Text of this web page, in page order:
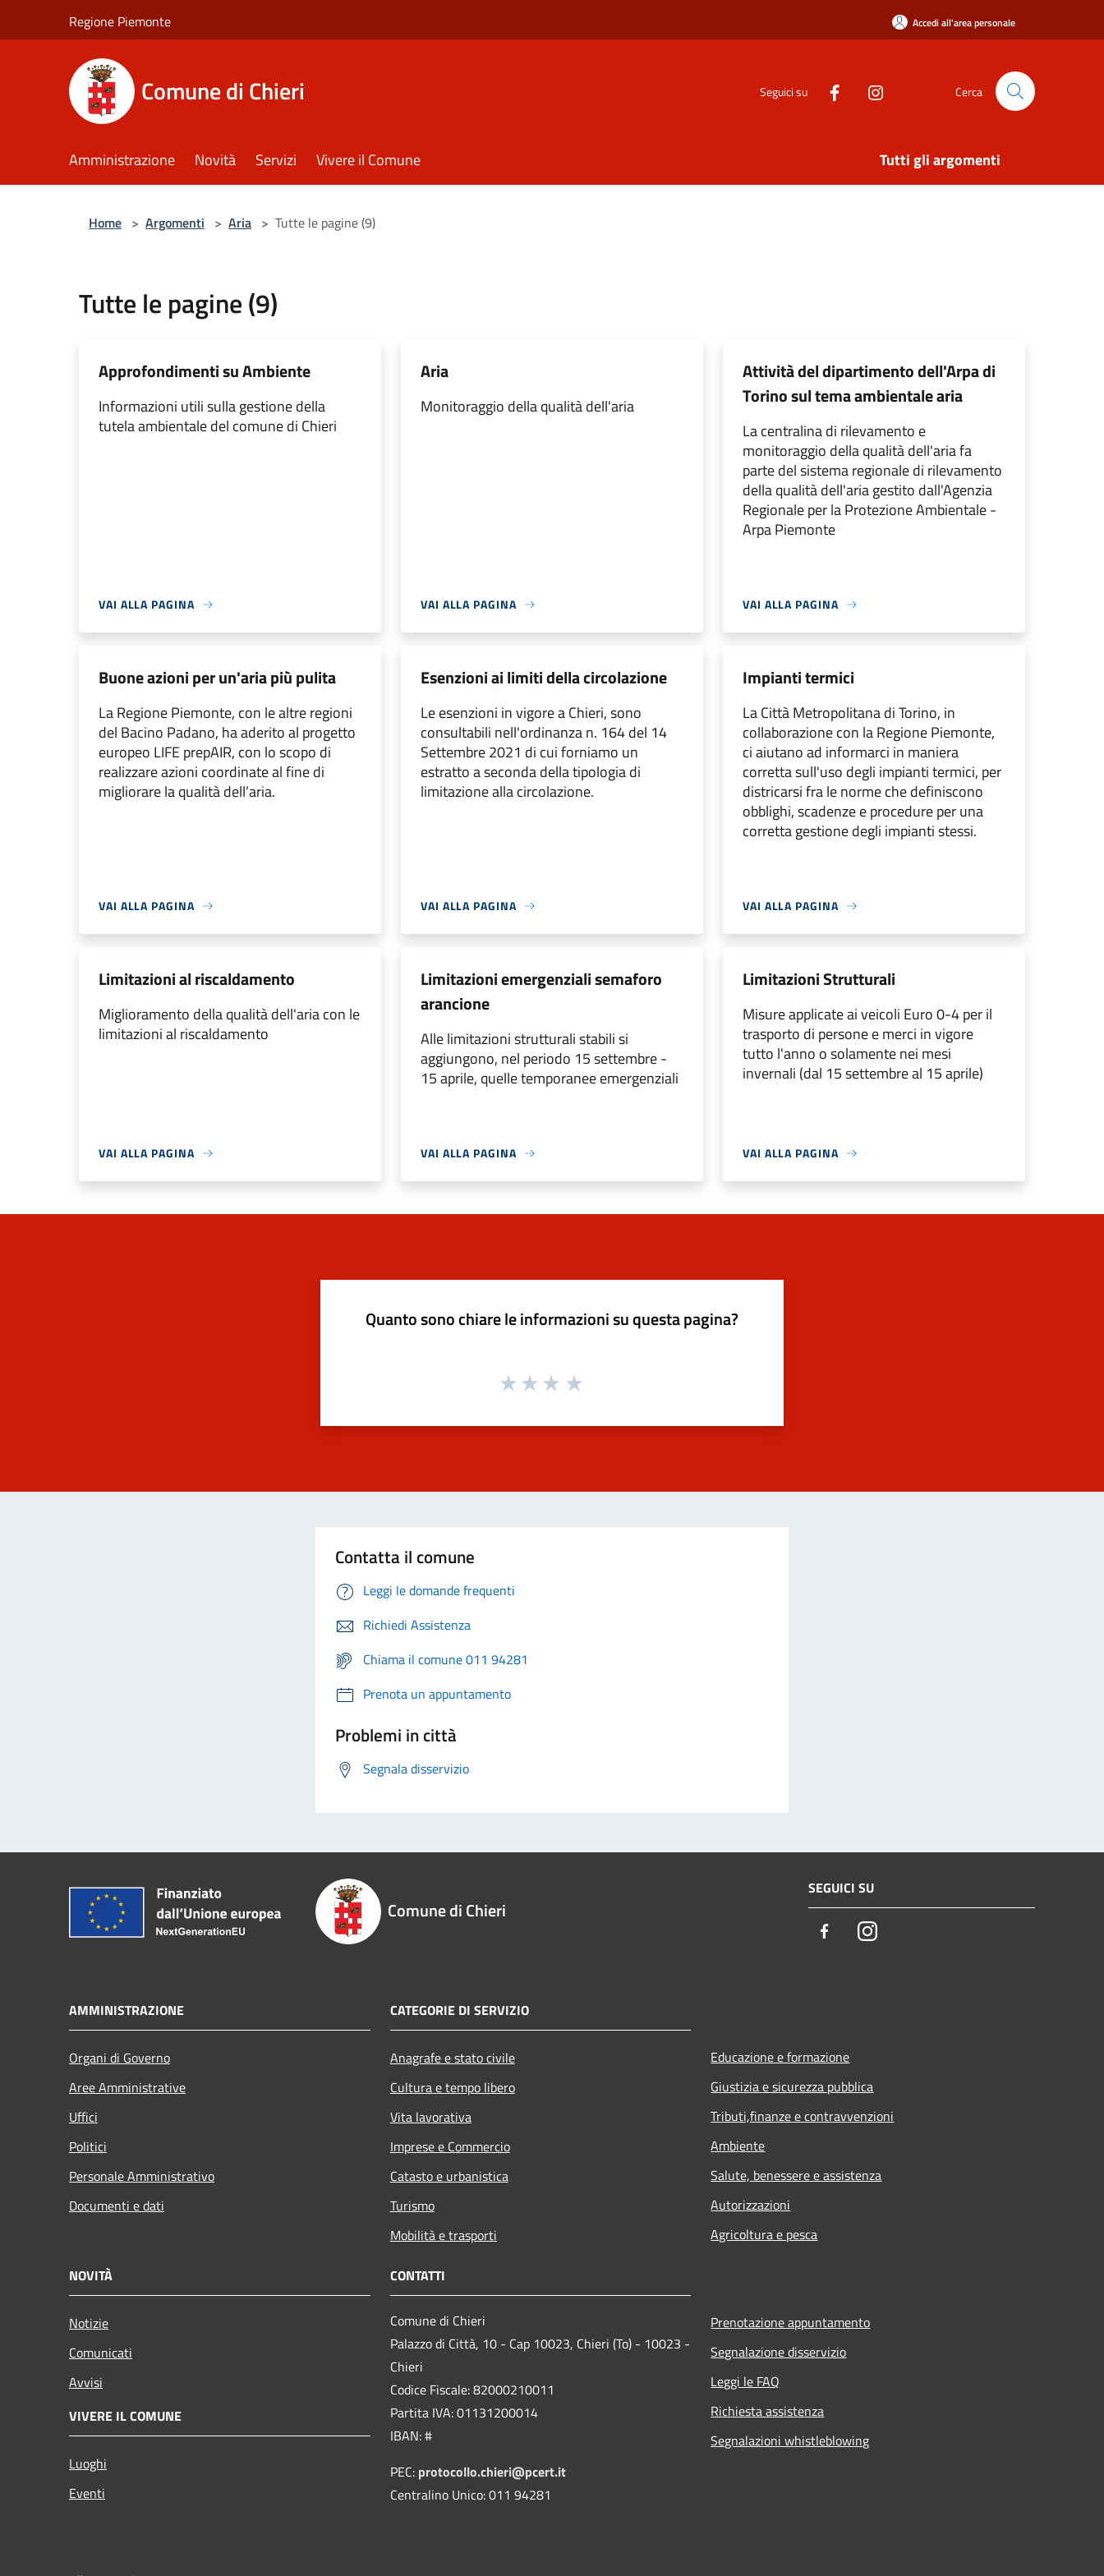
Regione Piemonte Accedi all'area personale
Comune di Chieri Seguici su Cerca
Amministrazione Novità Servizi Vivere il Comune Tutti gli argomenti
Home > Argomenti > Aria > Tutte le pagine (9)
Tutte le pagine (9)
Approfondimenti su Ambiente
Informazioni utili sulla gestione della
tutela ambientale del comune di Chieri
VAI ALLA PAGINA
Aria
Monitoraggio della qualità dell'aria
VAI ALLA PAGINA
Attività del dipartimento dell'Arpa di
Torino sul tema ambientale aria
La centralina di rilevamento e
monitoraggio della qualità dell'aria fa
parte del sistema regionale di rilevamento
della qualità dell'aria gestito dall'Agenzia
Regionale per la Protezione Ambientale -
Arpa Piemonte
VAI ALLA PAGINA
Buone azioni per un'aria più pulita
La Regione Piemonte, con le altre regioni
del Bacino Padano, ha aderito al progetto
europeo LIFE prepAIR, con lo scopo di
realizzare azioni coordinate al fine di
migliorare la qualità dell’aria.
VAI ALLA PAGINA
Esenzioni ai limiti della circolazione
Le esenzioni in vigore a Chieri, sono
consultabili nell'ordinanza n. 164 del 14
Settembre 2021 di cui forniamo un
estratto a seconda della tipologia di
limitazione alla circolazione.
VAI ALLA PAGINA
Impianti termici
La Città Metropolitana di Torino, in
collaborazione con la Regione Piemonte,
ci aiutano ad informarci in maniera
corretta sull'uso degli impianti termici, per
districarsi fra le norme che definiscono
obblighi, scadenze e procedure per una
corretta gestione degli impianti stessi.
VAI ALLA PAGINA
Limitazioni al riscaldamento
Miglioramento della qualità dell'aria con le
limitazioni al riscaldamento
VAI ALLA PAGINA
Limitazioni emergenziali semaforo
arancione
Alle limitazioni strutturali stabili si
aggiungono, nel periodo 15 settembre -
15 aprile, quelle temporanee emergenziali
VAI ALLA PAGINA
Limitazioni Strutturali
Misure applicate ai veicoli Euro 0-4 per il
trasporto di persone e merci in vigore
tutto l'anno o solamente nei mesi
invernali (dal 15 settembre al 15 aprile)
VAI ALLA PAGINA
Quanto sono chiare le informazioni su questa pagina?
Contatta il comune
Leggi le domande frequenti
Richiedi Assistenza
Chiama il comune 011 94281
Prenota un appuntamento
Problemi in città
Segnala disservizio
Comune di Chieri
SEGUICI SU
FacebookInstagram
AMMINISTRAZIONE
Organi di Governo
Aree Amministrative
Uffici
Politici
Personale Amministrativo
Documenti e dati
CATEGORIE DI SERVIZIO
Anagrafe e stato civile
Cultura e tempo libero
Vita lavorativa
Imprese e Commercio
Catasto e urbanistica
Turismo
Mobilità e trasporti
Educazione e formazione
Giustizia e sicurezza pubblica
Tributi,finanze e contravvenzioni
Ambiente
Salute, benessere e assistenza
Autorizzazioni
Agricoltura e pesca
NOVITÀ
Notizie
Comunicati
Avvisi
VIVERE IL COMUNE
Luoghi
Eventi
CONTATTI
Comune di Chieri
Palazzo di Città, 10 - Cap 10023, Chieri (To) - 10023 -
Chieri
Codice Fiscale: 82000210011
Partita IVA: 01131200014
IBAN: #
PEC: protocollo.chieri@pcert.it
Centralino Unico: 011 94281
Prenotazione appuntamento
Segnalazione disservizio
Leggi le FAQ
Richiesta assistenza
Segnalazioni whistleblowing